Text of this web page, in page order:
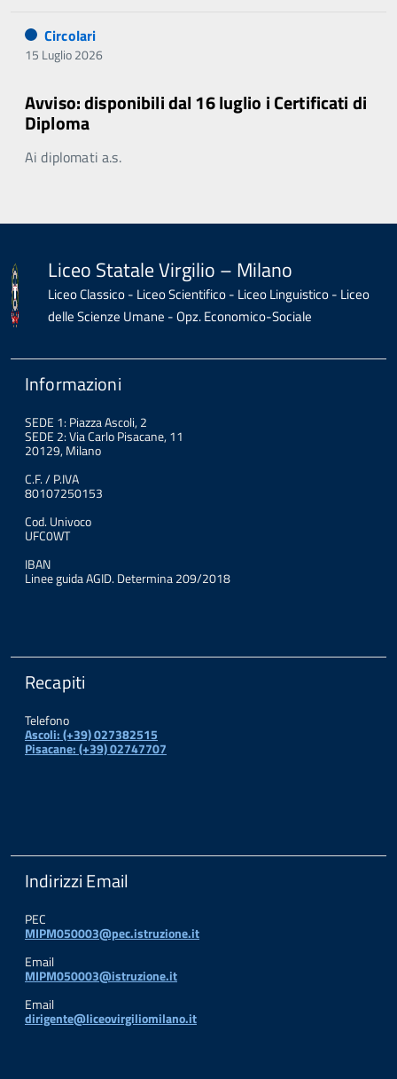
Circolari
15 Luglio 2026
Avviso: disponibili dal 16 luglio i Certificati di
Diploma
Ai diplomati a.s.
Liceo Statale Virgilio – Milano
Liceo Classico - Liceo Scientifico - Liceo Linguistico - Liceo
delle Scienze Umane - Opz. Economico-Sociale
Informazioni
SEDE 1: Piazza Ascoli, 2
SEDE 2: Via Carlo Pisacane, 11
20129, Milano
C.F. / P.IVA
80107250153
Cod. Univoco
UFC0WT
IBAN
Linee guida AGID. Determina 209/2018
Recapiti
Telefono
Ascoli: (+39) 027382515
Pisacane: (+39) 02747707
Indirizzi Email
PEC
MIPM050003@pec.istruzione.it
Email
MIPM050003@istruzione.it
Email
dirigente@liceovirgiliomilano.it